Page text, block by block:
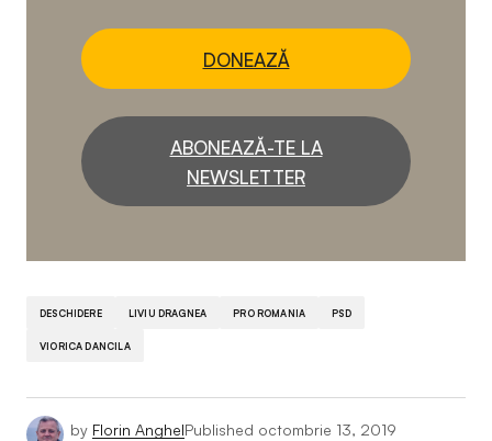
DONEAZĂ
ABONEAZĂ-TE LA
NEWSLETTER
DESCHIDERE LIVIU DRAGNEA PRO ROMANIA PSD
VIORICA DANCILA
by Florin AnghelPublished octombrie 13, 2019